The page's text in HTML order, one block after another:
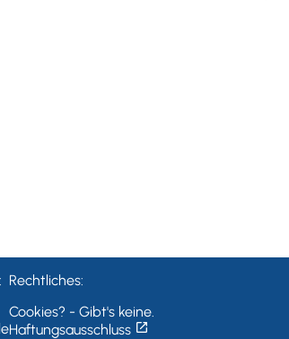
Rechtliches:
Cookies? - Gibt's keine.
Haftungsausschluss open_in_new